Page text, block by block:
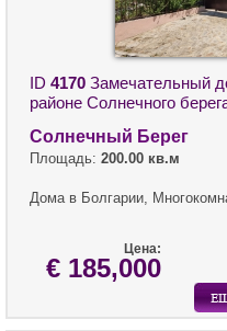
ID 4170 Замечательный
районе Солнечного
Солнечный Берег
Площадь: 200.00 кв.м
Дома в Болгарии,
Цена:
€ 185,000